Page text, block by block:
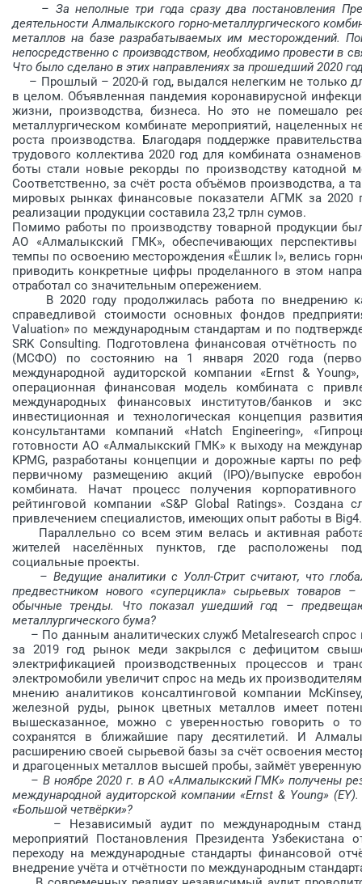
– За неполные три года сразу два постановления
деятельности Алмалыкского горно-металлурги­ческого
металлов на базе разрабатываемых им месторождений.
непосредственно с производством, необходимо провести в
Что было сделано в этих направлениях за прошедший 2020
– Прошлый – 2020-й год, выдался нелегким не только
в целом. Объявленная пандемия коронавирусной
жизни, производства, бизнеса. Но это не помешало
металлурги­ческом комбинате мероприятий,
роста производства. Благодаря поддержке
трудового коллектива 2020 год для комбината
боты стали новые рекорды по произ­водству катодной
Соответственно, за счёт роста объёмов производства,
мировых рынках финансовые показатели АГМК за 2020
реализации продукции составила 23,2 трлн сумов.
Помимо работы по производству товарной продукции
АО «Алмалыкский ГМК», обеспечивающих перспективы
темпы по освоению месторождения «Ёшлик I», велись
приводить конкретные цифры проделанного в этом
отработал со значительным опережением.
В 2020 году продолжилась работа по внедрению
справедливой стоимости основных фондов
Valuation» по международным стандартам и по
SRK Consulting. Подготовлена финансовая отчётность
(МСФО) по состоянию на 1 января 2020 года
международной аудиторской компании «Ernst &
операционная финансовая модель комбината с
международных финансовых институтов/банков и
инвестиционная и технологическая концепция
консультантами компаний «Hatch Engineering»,
готовности АО «Алмалыкский ГМК» к выходу на
KPMG, разработаны концепции и дорожные карты по
первичному размещению акций (IPO)/выпуске
комбината. Начат процесс получения
рейтинговой компании «S&P Global Ratings». Соз­дана
привлече­нием специалистов, имеющих опыт работы в Big4.
Параллельно со всем этим велась и активная
жителей населённых пунктов, где расположены
социальные проекты.
– Ведущие аналитики с Уолл-Стрит считают, что
предвестником нового «суперцикла» сырьевых товаров
обычные тренды. Что показал ушедший год –
металлургического бума?
– По данным аналитических служб Metalresearch спрос
за 2019 год рынок меди закрылся с дефицитом
электрификацией производственных процессов и
электромобили увеличит спрос на медь их
мнению аналитиков консалтинговой компании
железной руды, рынок цветных металлов имеет
вышесказанное, можно с уверенностью говорить о
сохранятся в ближайшие пару десятилетий. И
расширению своей сырьевой базы за счёт освоения
и драгоценных металлов высшей пробы, займёт
– В ноябре 2020 г. в АО «Алмалыкский ГМК» получены
международной аудиторской компании «Ernst & Young»
«Большой четвёрки»?
– Независимый аудит по международным
мероприятий Постановления Президента
переходу на международные стандарты финансовой
внедрение учёта и отчётности по международным